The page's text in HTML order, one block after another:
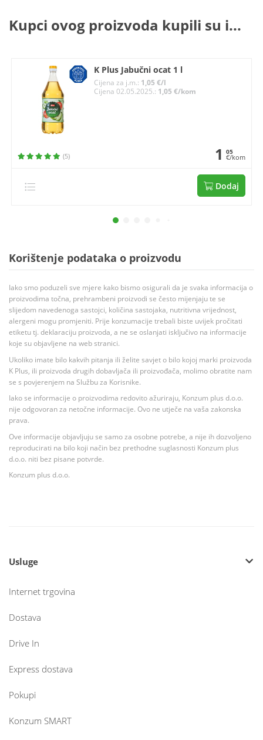
Kupci ovog proizvoda kupili su i...
K Plus Jabučni ocat 1 l
Cijena za j.m.: 1,05 €/l
Cijena 02.05.2025.: 1,05 €/kom
(5) 1 05
€/kom
Dodaj
Korištenje podataka o proizvodu
Iako smo poduzeli sve mjere kako bismo osigurali da je svaka informacija o
proizvodima točna, prehrambeni proizvodi se često mijenjaju te se
slijedom navedenoga sastojci, količina sastojaka, nutritivna vrijednost,
alergeni mogu promjeniti. Prije konzumacije trebali biste uvijek pročitati
etiketu tj. deklaraciju proizvoda, a ne se oslanjati isključivo na informacije
koje su objavljene na web stranici.
Ukoliko imate bilo kakvih pitanja ili želite savjet o bilo kojoj marki proizvoda
K Plus, ili proizvoda drugih dobavljača ili proizvođača, molimo obratite nam
se s povjerenjem na Službu za Korisnike.
Iako se informacije o proizvodima redovito ažuriraju, Konzum plus d.o.o.
nije odgovoran za netočne informacije. Ovo ne utječe na vaša zakonska
prava.
Ove informacije objavljuju se samo za osobne potrebe, a nije ih dozvoljeno
reproducirati na bilo koji način bez prethodne suglasnosti Konzum plus
d.o.o. niti bez pisane potvrde.
Konzum plus d.o.o.
Usluge
Internet trgovina
Dostava
Drive In
Express dostava
Pokupi
Konzum SMART